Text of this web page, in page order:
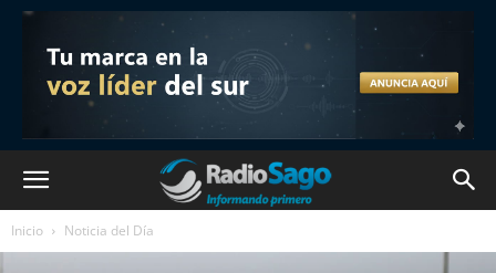
Inicio Noticia del Día